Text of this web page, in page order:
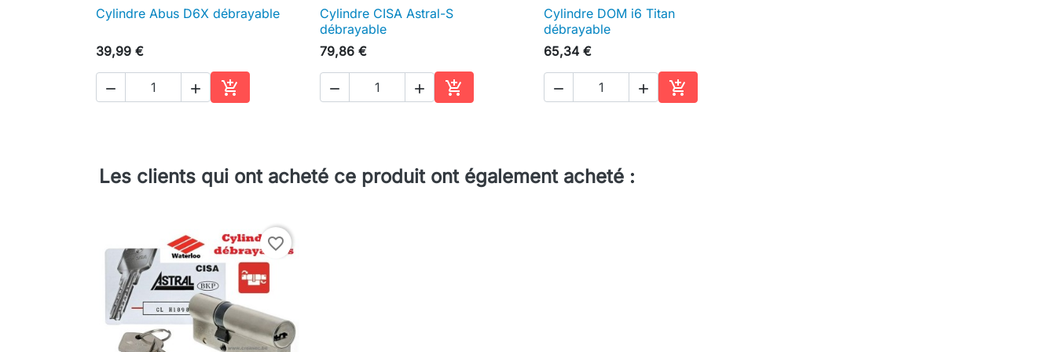
 Aperçu rapide
Cylindre Abus D6X débrayable
39,99 €
  
Ajouter au panier
 Aperçu rapide
Cylindre CISA Astral-S
débrayable
79,86 €
  
Ajouter au panier
 Aperçu rapide
Cylindre DOM i6 Titan
débrayable
65,34 €
  
Ajouter au panier
Les clients qui ont acheté ce produit ont également acheté :
favorite_border